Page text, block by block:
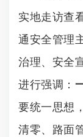
实地走访查
通安全管理
治理、安全
进行强调：
要统一思想
清零、路面